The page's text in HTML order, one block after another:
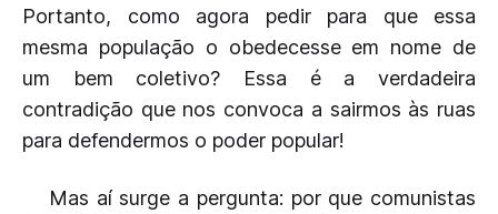
Portanto, como agora pedir para que essa
mesma população o obedecesse em nome de
um bem coletivo? Essa é a verdadeira
contradição que nos convoca a sairmos às ruas
para defendermos o poder popular!
Mas aí surge a pergunta: por que comunistas